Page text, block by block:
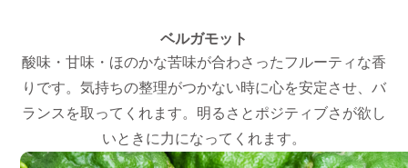
ベルガモット
酸味・甘味・ほのかな苦味が合わさったフルーティな香
りです。気持ちの整理がつかない時に心を安定させ、バ
ランスを取ってくれます。明るさとポジティブさが欲し
いときに力になってくれます。